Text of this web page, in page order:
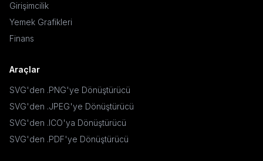
Girişimcilik
Yemek Grafikleri
Finans
Araçlar
SVG'den .PNG'ye Dönüştürücü
SVG'den .JPEG'ye Dönüştürücü
SVG'den .ICO'ya Dönüştürücü
SVG'den .PDF'ye Dönüştürücü